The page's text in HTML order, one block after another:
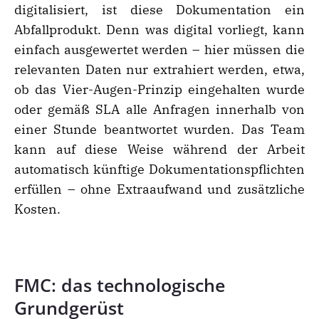
digitalisiert, ist diese Dokumentation ein
Abfallprodukt. Denn was digital vorliegt, kann
einfach ausgewertet werden – hier müssen die
relevanten Daten nur extrahiert werden, etwa,
ob das Vier-Augen-Prinzip eingehalten wurde
oder gemäß SLA alle Anfragen innerhalb von
einer Stunde beantwortet wurden. Das Team
kann auf diese Weise während der Arbeit
automatisch künftige Dokumentationspflichten
erfüllen – ohne Extraaufwand und zusätzliche
Kosten.
FMC: das technologische
Grundgerüst